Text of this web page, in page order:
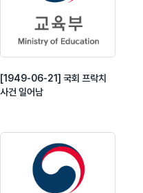
[1949-06-21] 국회 프락치
사건 일어남